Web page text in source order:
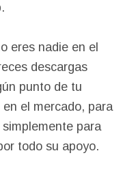
eres nadie en el
descargas
punto de tu
el mercado, para
para
todo su apoyo.